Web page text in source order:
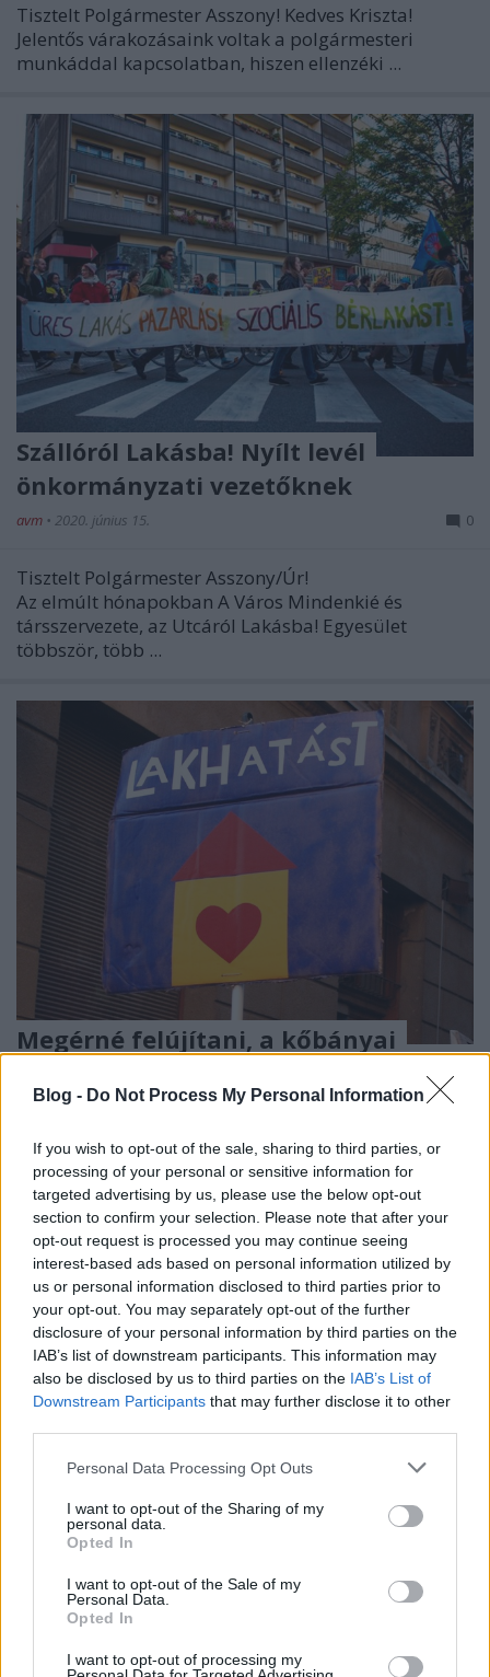
Blog - Do Not Process My Personal Information
If you wish to opt-out of the sale, sharing to third parties, or
processing of your personal or sensitive information for
targeted advertising by us, please use the below opt-out
section to confirm your selection. Please note that after your
opt-out request is processed you may continue seeing
interest-based ads based on personal information utilized by
us or personal information disclosed to third parties prior to
your opt-out. You may separately opt-out of the further
disclosure of your personal information by third parties on the
IAB’s list of downstream participants. This information may
also be disclosed by us to third parties on the IAB’s List of
Downstream Participants that may further disclose it to other
Please note that this website/app uses one or more Google
not limited to your visit or usage behaviour. You may click to
grant or deny consent to Google and its third-party tags to
use your data for below specified purposes in below Google
consent section.
Personal Data Processing Opt Outs
I want to opt-out of the Sharing of my
personal data.
Opted In
I want to opt-out of the Sale of my
Personal Data.
Opted In
I want to opt-out of processing my
Tisztelt Polgármester Asszony! Kedves Kriszta!
Jelentős várakozásaink voltak a polgármesteri
munkáddal kapcsolatban, hiszen ellenzéki ...
Szállóról Lakásba! Nyílt levél
önkormányzati vezetőknek
avm • 2020. június 15. 0
Tisztelt Polgármester Asszony/Úr!
Az elmúlt hónapokban A Város Mindenkié és
társszervezete, az Utcáról Lakásba! Egyesület
többször, több ...
Megérné felújítani, a kőbányai
Bihari utca 8/C-ről
AVarosMindenkie •2018. június 21.
A kőbányai képviselő-testület a mai napon a Bihari
utcai önkormányzati lakóház elbontásáról döntött. A
terjedelmes előterjesztést az ...
Nem éri meg elbontani a Bihari utcai
önkormányzati lakóházat!